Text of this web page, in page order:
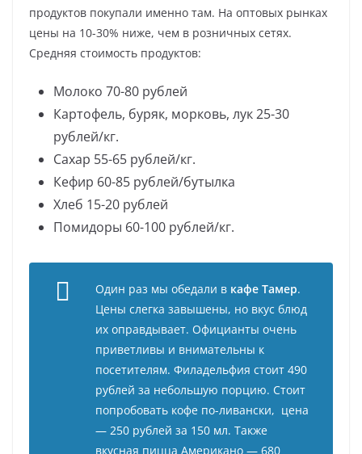
продуктов покупали именно там. На оптовых рынках
цены на 10-30% ниже, чем в розничных сетях.
Средняя стоимость продуктов:
Молоко 70-80 рублей
Картофель, буряк, морковь, лук 25-30
рублей/кг.
Сахар 55-65 рублей/кг.
Кефир 60-85 рублей/бутылка
Хлеб 15-20 рублей
Помидоры 60-100 рублей/кг.
Один раз мы обедали в кафе Тамер.
Цены слегка завышены, но вкус блюд
их оправдывает. Официанты очень
приветливы и внимательны к
посетителям. Филадельфия стоит 490
рублей за небольшую порцию. Стоит
попробовать кофе по-ливански, цена
— 250 рублей за 150 мл. Также
вкусная пицца Американо — 680